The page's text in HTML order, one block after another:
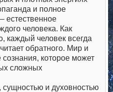
и полное
естественное
человека. Как
каждый человек всегда
обратного. Мир и
сознания, которое может
сложных
и духовностью